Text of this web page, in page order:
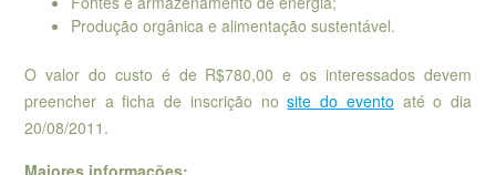
Produção orgânica e alimentação sustentável.
O valor do custo é de R$780,00 e os interessados devem
preencher a ficha de inscrição nosite do evento até o dia
20/08/2011.